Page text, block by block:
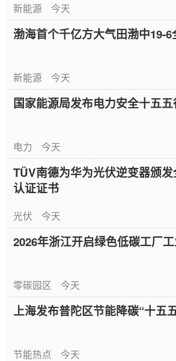
新能源 今天
渤海首个千亿方大气田渤中19-6
新能源 今天
国家能源局发布电力安全十五
电力 今天
TÜV南德为华为光伏逆变器颁
认证证书
光伏 今天
2026年浙江开启绿色低碳工厂
零碳园区 今天
上海发布普陀区节能降碳“十五
节能热点 今天